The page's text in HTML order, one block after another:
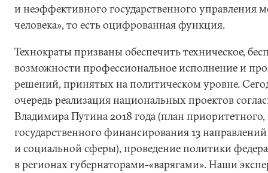
и неэффективного государственного управления
человека», то есть оцифрованная функция.
Технократы призваны обеспечить техническое,
возможности профессиональное исполнение и
решений, принятых на политическом уровне.
очередь реализация национальных проектов
Владимира Путина 2018 года (план приоритетного,
государственного финансирования 13
и социальной сферы), проведение политики
в регионах губернаторами-«варягами». Наши